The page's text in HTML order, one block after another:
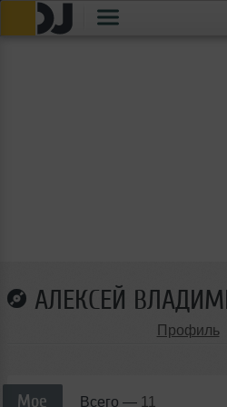
АЛЕКСЕЙ
Профиль
Мое Всего — 11